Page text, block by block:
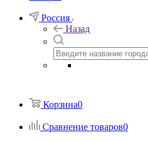
Россия
Назад
Корзина0
Сравнение товаров0